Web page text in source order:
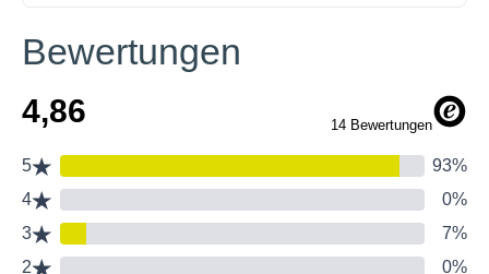
Bewertungen